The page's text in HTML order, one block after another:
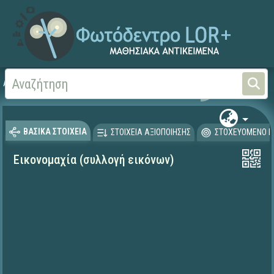
Αρχική
ΒΑΣΙΚΑ ΣΤΟΙΧΕΙΑ ΣΤΟΙΧΕΙΑ ΑΞΙΟΠΟΙΗΣΗΣ ΣΤΟΧΕΥΟΜΕΝΟ
Εικονομαχία (συλλογή εικόνων)